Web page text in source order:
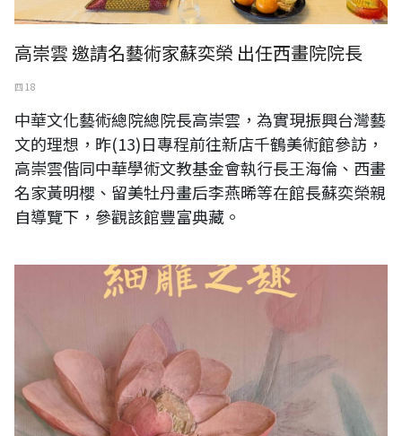
高崇雲 邀請名藝術家蘇奕榮 出任西畫院院長
四 18
中華文化藝術總院總院長高崇雲，為實現振興台灣藝
文的理想，昨(13)日專程前往新店千鶴美術館參訪，
高崇雲偕同中華學術文教基金會執行長王海倫、西畫
名家黃明櫻、留美牡丹畫后李燕晞等在館長蘇奕榮親
自導覽下，參觀該館豐富典藏。
黃媽慶木雕畫展一細雕之趣